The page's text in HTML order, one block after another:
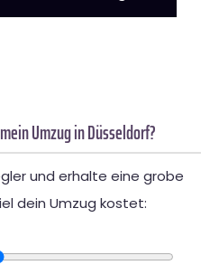
Umzug in Düsseldorf?
und erhalte eine grobe
dein Umzug kostet: